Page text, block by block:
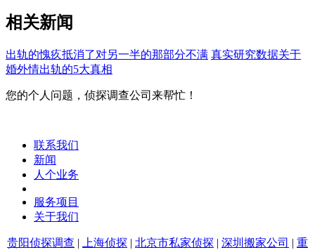
相关新闻
出轨的愧疚抵消了对另一半的那部分不满 真实研究数据关于
婚外情出轨的5大真相
您的个人问题，侦探调查公司来帮忙！
联系我们
新闻
人个业务
服务项目
关于我们
贵阳侦探调查 | 上海侦探 | 北京市私家侦探 | 深圳搬家公司 | 重